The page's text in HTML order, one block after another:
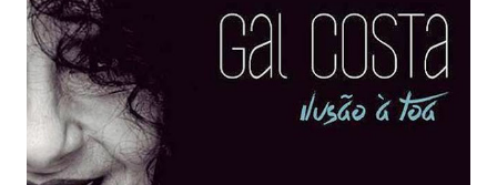
contemporâneo, cuja trilha sonora também engloba soul,
rock, pop, funk e bossa nova, entra outras referências
musicais. Grooves e interferências eletrônicas contribuem
para a sonoridade moderna e inquietante, em faixas como ‘8
bit’ (Jonas Sá), ‘Não vai rolar’ (Jonas Sá/ Domenico
Lancellotti), ‘Gigolô’ (Jonas Sá) e ‘Sexy savannah’ (Jonas Sá/